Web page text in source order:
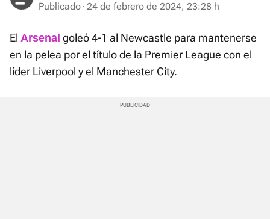
Publicado 24 de febrero de 2024, 23:28 h
El Arsenal goleó 4-1 al Newcastle para mantenerse
en la pelea por el título de la Premier League con el
líder Liverpool y el Manchester City.